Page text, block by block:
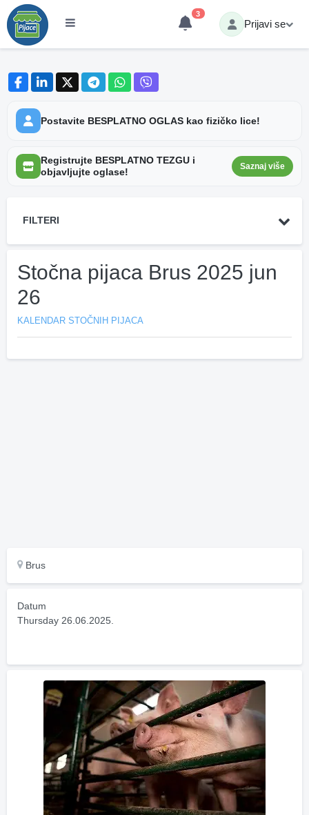
3
Prijavi se
Postavite BESPLATNO OGLAS kao fizičko lice!
Registrujte BESPLATNO TEZGU i
objavljujte oglase!
Saznaj više
FILTERI
Stočna pijaca Brus 2025 jun
26
KALENDAR STOČNIH PIJACA
Brus
Datum
Thursday 26.06.2025.